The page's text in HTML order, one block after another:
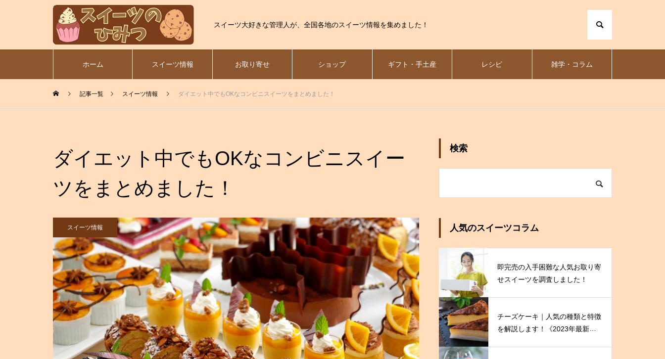
スイーツ大好きな管理人が、全国各地のスイーツ情報を集めました！
ホーム スイーツ情報 お取り寄せ ショップ ギフト・手土産 レシピ 雑学・コラム
記事一覧 スイーツ情報 ダイエット中でもOKなコンビニスイーツをまとめました！
ダイエット中でもOKなコンビニスイー
ツをまとめました！
スイーツ情報
検索
人気のスイーツコラム
即完売の入手困難な人気お取り寄
せスイーツを調査しました！
チーズケーキ｜人気の種類と特徴
を解説します！《2023年最新